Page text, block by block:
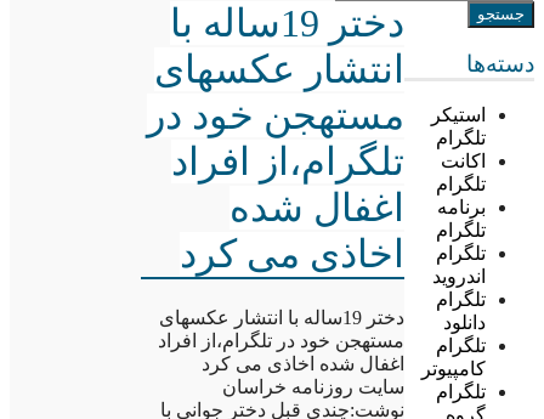
دسته‌ها
استیکر
تلگرام
اکانت
تلگرام
برنامه
تلگرام
تلگرام
اندروید
تلگرام
دانلود
تلگرام
کامپیوتر
تلگرام
دختر 19ساله با
انتشار عکسهای
مستهجن خود در
تلگرام،از افراد
اغفال شده
اخاذی می کرد
دختر 19ساله با انتشار عکسهای
مستهجن خود در تلگرام،از افراد
اغفال شده اخاذی می کرد
سایت روزنامه خراسان
نوشت:چندی قبل دختر جوانی با